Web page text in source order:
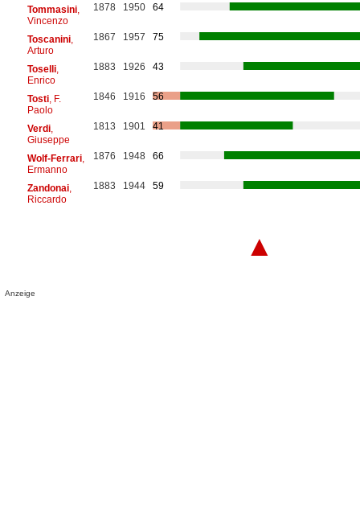
Tommasini,
Vincenzo
1878 1950 64
Toscanini,
Arturo
1867 1957 75
Toselli,
Enrico
1883 1926 43
Tosti, F.
Paolo
1846 1916 56
Verdi,
Giuseppe
1813 1901 41
Wolf-Ferrari,
Ermanno
1876 1948 66
Zandonai,
Riccardo
1883 1944 59
▲
Anzeige